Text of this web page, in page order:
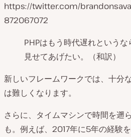
https://twitter.com/
872067072
PHPはもう時代遅れという
見せてあげたい。（和訳）
新しいフレームワークでは、十分
は難しくなります。
さらに、タイムマシンで時間を遡
も。例えば、2017年に5年の経験